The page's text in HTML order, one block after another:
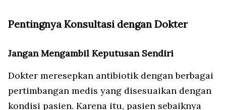
Pentingnya Konsultasi dengan Dokter
Jangan Mengambil Keputusan Sendiri
Dokter meresepkan antibiotik dengan berbagai
pertimbangan medis yang disesuaikan dengan
kondisi pasien. Karena itu, pasien sebaiknya